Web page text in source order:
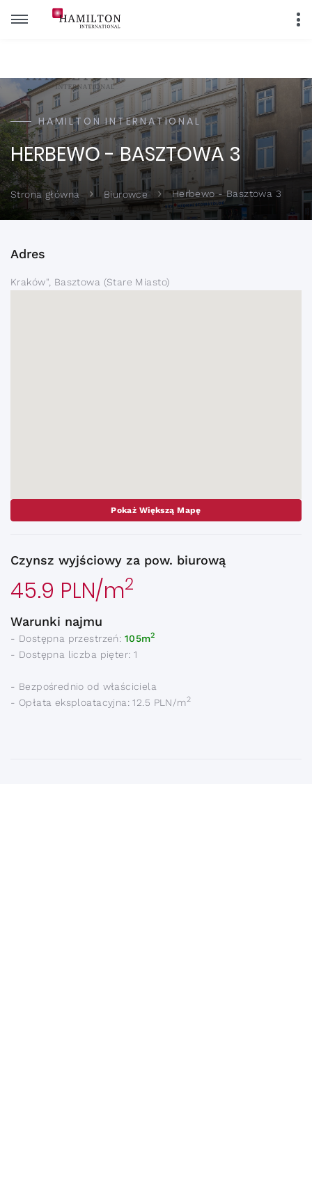
HAMILTON INTERNATIONAL
HERBEWO - BASZTOWA 3
Strona główna Biurowce Herbewo - Basztowa 3
Adres
Kraków", Basztowa (Stare Miasto)
Pokaż Większą Mapę
Czynsz wyjściowy za pow. biurową
45.9 PLN/m2
Warunki najmu
- Dostępna przestrzeń: 105m2
- Dostępna liczba pięter: 1
- Bezpośrednio od właściciela
- Opłata eksploatacyjna: 12.5 PLN/m2